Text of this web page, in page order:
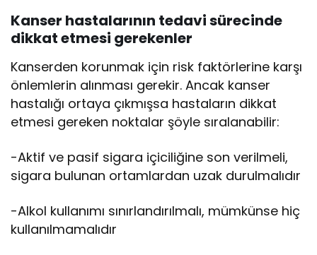
Kanser hastalarının tedavi sürecinde
dikkat etmesi gerekenler
Kanserden korunmak için risk faktörlerine karşı
önlemlerin alınması gerekir. Ancak kanser
hastalığı ortaya çıkmışsa hastaların dikkat
etmesi gereken noktalar şöyle sıralanabilir:
-Aktif ve pasif sigara içiciliğine son verilmeli,
sigara bulunan ortamlardan uzak durulmalıdır
-Alkol kullanımı sınırlandırılmalı, mümkünse hiç
kullanılmamalıdır